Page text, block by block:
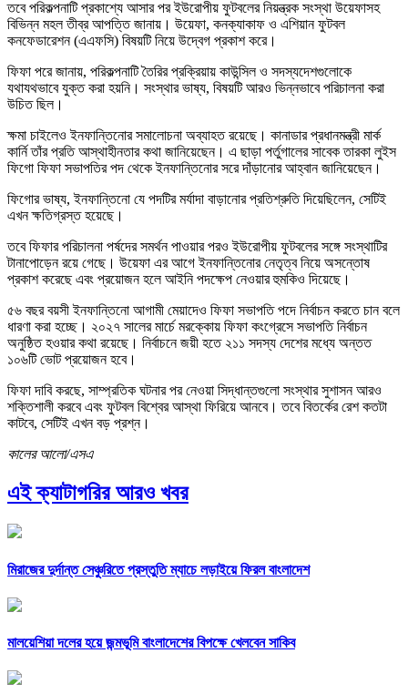
তবে পরিকল্পনাটি প্রকাশ্যে আসার পর ইউরোপীয় ফুটবলের নিয়ন্ত্রক সংস্থা উয়েফাসহ
বিভিন্ন মহল তীব্র আপত্তি জানায়। উয়েফা, কনক্যাকাফ ও এশিয়ান ফুটবল
কনফেডারেশন (এএফসি) বিষয়টি নিয়ে উদ্বেগ প্রকাশ করে।
ফিফা পরে জানায়, পরিকল্পনাটি তৈরির প্রক্রিয়ায় কাউন্সিল ও সদস্যদেশগুলোকে
যথাযথভাবে যুক্ত করা হয়নি। সংস্থার ভাষ্য, বিষয়টি আরও ভিন্নভাবে পরিচালনা করা
উচিত ছিল।
ক্ষমা চাইলেও ইনফান্তিনোর সমালোচনা অব্যাহত রয়েছে। কানাডার প্রধানমন্ত্রী মার্ক
কার্নি তাঁর প্রতি আস্থাহীনতার কথা জানিয়েছেন। এ ছাড়া পর্তুগালের সাবেক তারকা লুইস
ফিগো ফিফা সভাপতির পদ থেকে ইনফান্তিনোর সরে দাঁড়ানোর আহ্বান জানিয়েছেন।
ফিগোর ভাষ্য, ইনফান্তিনো যে পদটির মর্যাদা বাড়ানোর প্রতিশ্রুতি দিয়েছিলেন, সেটিই
এখন ক্ষতিগ্রস্ত হয়েছে।
তবে ফিফার পরিচালনা পর্ষদের সমর্থন পাওয়ার পরও ইউরোপীয় ফুটবলের সঙ্গে সংস্থাটির
টানাপোড়েন রয়ে গেছে। উয়েফা এর আগে ইনফান্তিনোর নেতৃত্ব নিয়ে অসন্তোষ
প্রকাশ করেছে এবং প্রয়োজন হলে আইনি পদক্ষেপ নেওয়ার হুমকিও দিয়েছে।
৫৬ বছর বয়সী ইনফান্তিনো আগামী মেয়াদেও ফিফা সভাপতি পদে নির্বাচন করতে চান বলে
ধারণা করা হচ্ছে। ২০২৭ সালের মার্চে মরক্কোয় ফিফা কংগ্রেসে সভাপতি নির্বাচন
অনুষ্ঠিত হওয়ার কথা রয়েছে। নির্বাচনে জয়ী হতে ২১১ সদস্য দেশের মধ্যে অন্তত
১০৬টি ভোট প্রয়োজন হবে।
ফিফা দাবি করছে, সাম্প্রতিক ঘটনার পর নেওয়া সিদ্ধান্তগুলো সংস্থার সুশাসন আরও
শক্তিশালী করবে এবং ফুটবল বিশ্বের আস্থা ফিরিয়ে আনবে। তবে বিতর্কের রেশ কতটা
কাটবে, সেটিই এখন বড় প্রশ্ন।
কালের আলো/এসএ
এই ক্যাটাগরির আরও খবর
মিরাজের দুর্দান্ত সেঞ্চুরিতে প্রস্তুতি ম্যাচে লড়াইয়ে ফিরল বাংলাদেশ
মালয়েশিয়া দলের হয়ে জন্মভূমি বাংলাদেশের বিপক্ষে খেলবেন সাকিব